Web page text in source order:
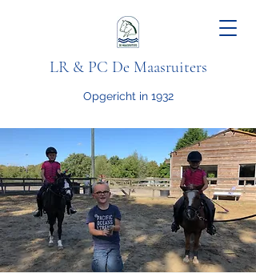
LR & PC De Maasruiters
Opgericht in 1932